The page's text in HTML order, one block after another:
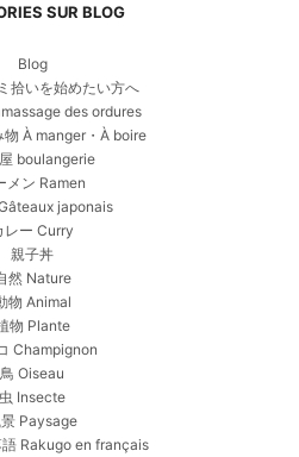
SUR BLOG
Blog
拾いを始めたい方へ
des ordures
物 À manger・À boire
boulangerie
メン Ramen
japonais
レー Curry
親子丼
然 Nature
物 Animal
物 Plante
Champignon
鳥 Oiseau
虫 Insecte
Paysage
語 Rakugo en français